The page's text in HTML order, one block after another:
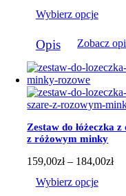
do
Wybierz opcje
produkt
ma
wiele
wariantów.
Opcje
można
wybrać
na
stronie
produktu
Opis Zobacz
Zestaw do łóżeczka
z różowym minky
159,00zł – 184,00zł
Wybierz opcje